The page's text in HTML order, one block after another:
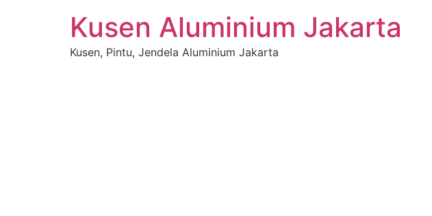
Kusen Aluminium Jakarta
Kusen, Pintu, Jendela Aluminium Jakarta